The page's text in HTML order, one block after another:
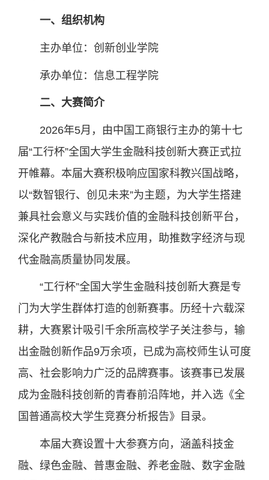
一、组织机构
主办单位：创新创业学院
承办单位：信息工程学院
二、大赛简介
2026年5月，由中国工商银行主办的第十七
届“工行杯”全国大学生金融科技创新大赛正式拉
开帷幕。本届大赛积极响应国家科教兴国战略，
以“数智银行、创见未来”为主题，为大学生搭建
兼具社会意义与实践价值的金融科技创新平台，
深化产教融合与新技术应用，助推数字经济与现
代金融高质量协同发展。
“工行杯”全国大学生金融科技创新大赛是专
门为大学生群体打造的创新赛事。历经十六载深
耕，大赛累计吸引千余所高校学子关注参与，输
出金融创新作品9万余项，已成为高校师生认可度
高、社会影响力广泛的品牌赛事。该赛事已发展
成为金融科技创新的青春前沿阵地，并入选《全
国普通高校大学生竞赛分析报告》目录。
本届大赛设置十大参赛方向，涵盖科技金
融、绿色金融、普惠金融、养老金融、数字金融